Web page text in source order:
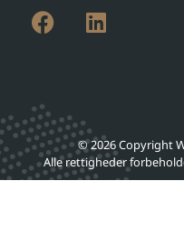
© 2026 Copyright
Alle rettigheder